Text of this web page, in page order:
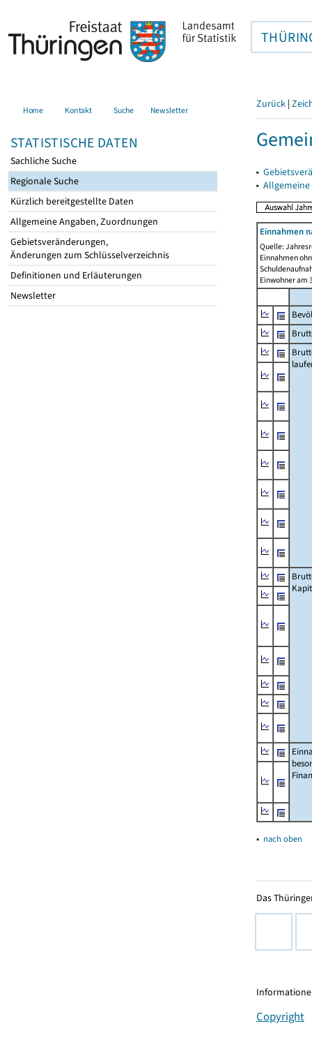
Home Kontakt Suche Newsletter
STATISTISCHE DATEN
Sachliche Suche
Regionale Suche
Kürzlich bereitgestellte Daten
Allgemeine Angaben, Zuordnungen
Gebietsveränderungen,
Änderungen zum Schlüsselverzeichnis
Definitionen und Erläuterungen
Newsletter
Zurück |
▸
▸
Einnahmen
Quelle:
Einnahmen
Einwohner am
▴ nach oben
Das
Copyright